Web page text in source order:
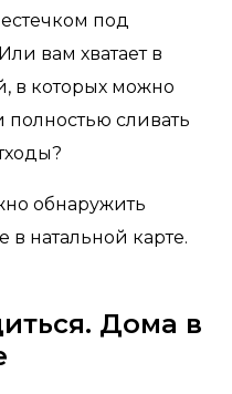
под
Или вам хватает в
в которых можно
сливать
обнаружить
в натальной карте.
Дома в